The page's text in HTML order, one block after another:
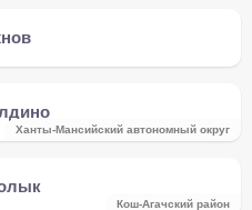
Ханты-Мансийский автономный округ
Кош-Агачский район